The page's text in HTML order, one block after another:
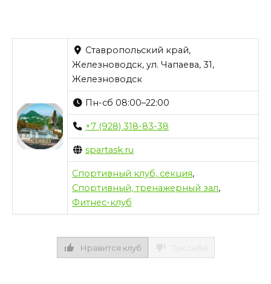
Ставропольский край,
Железноводск, ул. Чапаева, 31,
Железноводск
Пн-сб 08:00–22:00
+7 (928) 318-83-38
spartask.ru
Спортивный клуб, секция,
Спортивный, тренажерный зал,
Фитнес-клуб
Нравится клуб